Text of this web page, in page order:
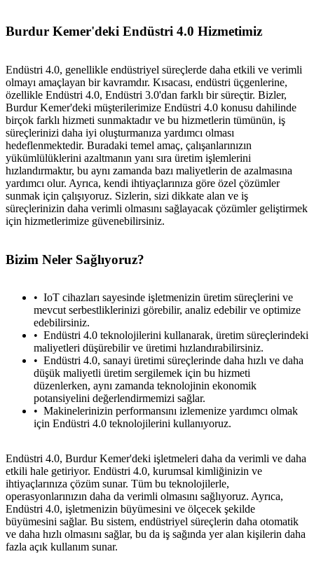
İletişim English
Burdur Kemer'deki Endüstri 4.0 Hizmetimiz
Endüstri 4.0, genellikle endüstriyel süreçlerde daha etkili ve verimli
olmayı amaçlayan bir kavramdır. Kısacası, endüstri üçgenlerine,
özellikle Endüstri 4.0, Endüstri 3.0'dan farklı bir süreçtir. Bizler,
Burdur Kemer'deki müşterilerimize Endüstri 4.0 konusu dahilinde
birçok farklı hizmeti sunmaktadır ve bu hizmetlerin tümünün, iş
süreçlerinizi daha iyi oluşturmanıza yardımcı olması
hedeflenmektedir. Buradaki temel amaç, çalışanlarınızın
yükümlülüklerini azaltmanın yanı sıra üretim işlemlerini
hızlandırmaktır, bu aynı zamanda bazı maliyetlerin de azalmasına
yardımcı olur. Ayrıca, kendi ihtiyaçlarınıza göre özel çözümler
sunmak için çalışıyoruz. Sizlerin, sizi dikkate alan ve iş
süreçlerinizin daha verimli olmasını sağlayacak çözümler geliştirmek
için hizmetlerimize güvenebilirsiniz.
Bizim Neler Sağlıyoruz?
IoT cihazları sayesinde işletmenizin üretim süreçlerini ve
mevcut serbestliklerinizi görebilir, analiz edebilir ve optimize
edebilirsiniz.
Endüstri 4.0 teknolojilerini kullanarak, üretim süreçlerindeki
maliyetleri düşürebilir ve üretimi hızlandırabilirsiniz.
Endüstri 4.0, sanayi üretimi süreçlerinde daha hızlı ve daha
düşük maliyetli üretim sergilemek için bu hizmeti
düzenlerken, aynı zamanda teknolojinin ekonomik
potansiyelini değerlendirmemizi sağlar.
Makinelerinizin performansını izlemenize yardımcı olmak
için Endüstri 4.0 teknolojilerini kullanıyoruz.
Endüstri 4.0, Burdur Kemer'deki işletmeleri daha da verimli ve daha
etkili hale getiriyor. Endüstri 4.0, kurumsal kimliğinizin ve
ihtiyaçlarınıza çözüm sunar. Tüm bu teknolojilerle,
operasyonlarınızın daha da verimli olmasını sağlıyoruz. Ayrıca,
Endüstri 4.0, işletmenizin büyümesini ve ölçecek şekilde
büyümesini sağlar. Bu sistem, endüstriyel süreçlerin daha otomatik
ve daha hızlı olmasını sağlar, bu da iş sağında yer alan kişilerin daha
fazla açık kullanım sunar.